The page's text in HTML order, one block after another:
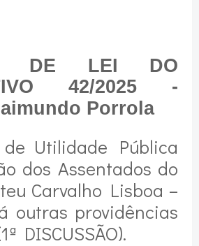
DE LEI DO
42/2025 -
Porrola
de Utilidade Pública
dos Assentados do
Carvalho Lisboa –
outras providências
DISCUSSÃO).